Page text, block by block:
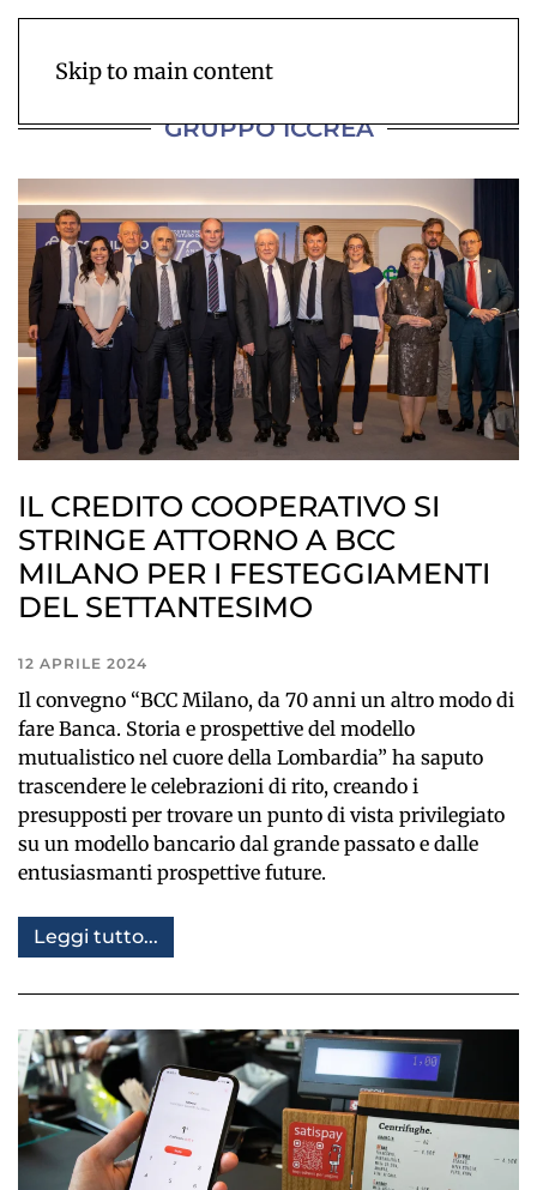
Skip to main content
GRUPPO ICCREA
IL CREDITO COOPERATIVO SI
STRINGE ATTORNO A BCC
MILANO PER I FESTEGGIAMENTI
DEL SETTANTESIMO
12 APRILE 2024
Il convegno “BCC Milano, da 70 anni un altro modo di
fare Banca. Storia e prospettive del modello
mutualistico nel cuore della Lombardia” ha saputo
trascendere le celebrazioni di rito, creando i
presupposti per trovare un punto di vista privilegiato
su un modello bancario dal grande passato e dalle
entusiasmanti prospettive future.
Leggi tutto...